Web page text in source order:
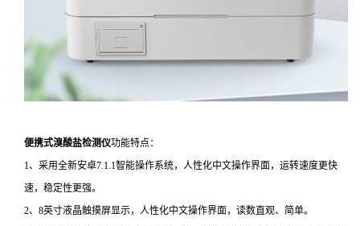
便携式溴酸盐检测仪功能特点：
1、采用全新安卓7.1.1智能操作系统，人性化中文操作界面，运转速度更快
速，稳定性更强。
2、8英寸液晶触摸屏显示，人性化中文操作界面，读数直观、简单。